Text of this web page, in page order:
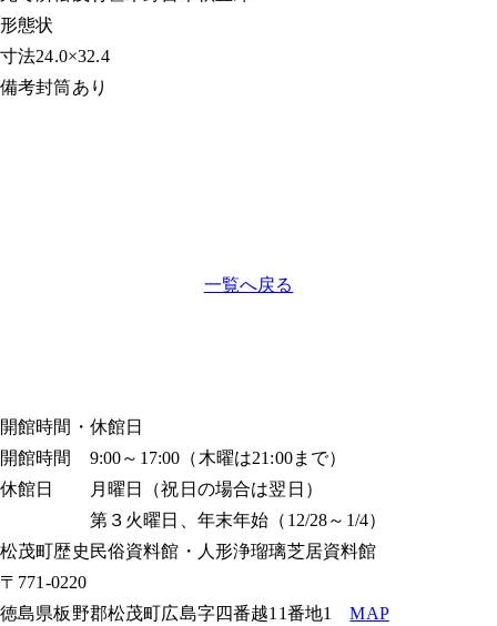
形態状
寸法24.0×32.4
備考封筒あり
一覧へ戻る
開館時間・休館日
開館時間 9:00～17:00（木曜は21:00まで）
休館日 月曜日（祝日の場合は翌日）
第３火曜日、年末年始（12/28～1/4）
松茂町歴史民俗資料館・人形浄瑠璃芝居資料館
〒771-0220
徳島県板野郡松茂町広島字四番越11番地1MAP